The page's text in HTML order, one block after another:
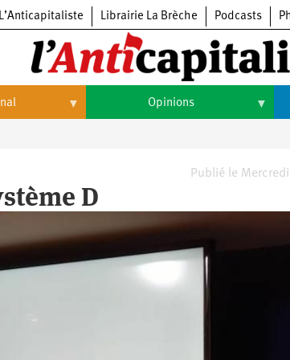
Librairie La Brèche Podcasts
Opinions
Publié le
D